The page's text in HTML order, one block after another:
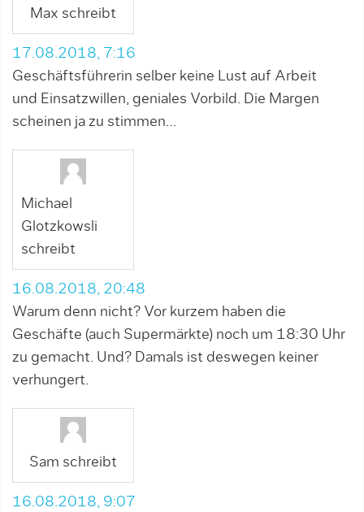
Max schreibt
17.08.2018, 7:16
Geschäftsführerin selber keine Lust auf Arbeit
und Einsatzwillen, geniales Vorbild. Die Margen
scheinen ja zu stimmen…
Michael
Glotzkowsli
schreibt
16.08.2018, 20:48
Warum denn nicht? Vor kurzem haben die
Geschäfte (auch Supermärkte) noch um 18:30 Uhr
zu gemacht. Und? Damals ist deswegen keiner
verhungert.
Sam schreibt
16.08.2018, 9:07